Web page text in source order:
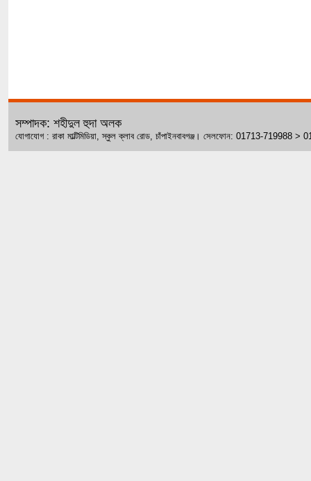
সম্পাদক: শহীদুল হুদা অলক
যোগাযোগ : রাকা মাল্টিমিডিয়া, স্কুল ক্লাব রোড, চাঁপাইনবাবগঞ্জ। সেলফোন: 01713-